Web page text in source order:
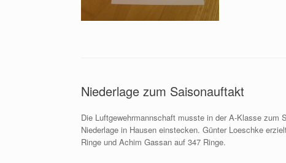
Niederlage zum Saisonauftakt
Die Luftgewehrmannschaft musste in der A-Klasse
Niederlage in Hausen einstecken. Günter Loeschke
Ringe und Achim Gassan auf 347 Ringe.